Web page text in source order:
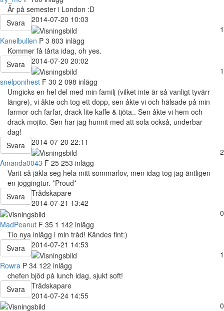
Är på semester i London :D
Svara
2014-07-20 10:03
1
Kanelbullen P 3 803 inlägg
Kommer få tårta idag, oh yes.
Svara
2014-07-20 20:02
1
snelponihest F 30 2 098 inlägg
Umgicks en hel del med min familj (vilket inte är så vanligt tyvärr
längre), vi åkte och tog ett dopp, sen åkte vi och hälsade på min
farmor och farfar, drack lite kaffe & tjöta.. Sen åkte vi hem och
drack mojito. Sen har jag hunnit med att sola också, underbar
dag!
Svara
2014-07-20 22:11
2
Amanda0043 F 25 253 inlägg
Varit så jäkla seg hela mitt sommarlov, men idag tog jag äntligen
en joggingtur. *Proud*
Svara
Trådskapare
2014-07-21 13:42
0
MadPeanut F 35 1 142 inlägg
Tio nya inlägg i min tråd! Kändes fint:)
Svara
2014-07-21 14:53
1
Rowra P 34 122 inlägg
chefen bjöd på lunch idag, sjukt soft!
Svara
Trådskapare
2014-07-24 14:55
0